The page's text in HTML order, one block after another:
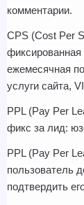
комментарии.
CPS (Cost Per
фиксированная
ежемесячная
услуги сайта,
PPL (Pay Per
фикс за лид:
PPL (Pay Per
пользователь
подтвердить